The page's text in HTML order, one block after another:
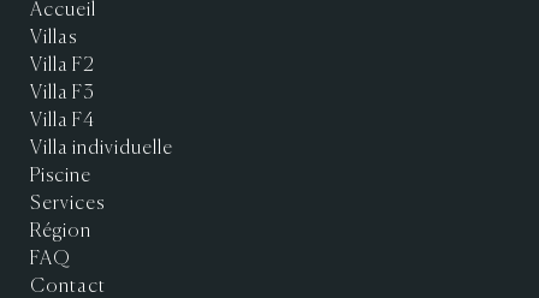
Accueil
Villas
Villa F2
Villa F3
Villa F4
Villa individuelle
Piscine
Services
Région
FAQ
Contact